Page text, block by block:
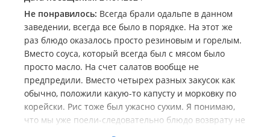
Не понравилось: Всегда брали одальпе в данном
заведении, всегда все было в порядке. На этот же
раз блюдо оказалось просто резиновым и горелым.
Вместо соуса, который всегда был с мясом было
просто масло. На счет салатов вообще не
предпредили. Вместо четырех разных закусок как
обычно, положили какую-то капусту и морковку по
корейски. Рис тоже был ужасно сухим. Я понимаю,
что мы уже поели-следовательно блюдо возврату не